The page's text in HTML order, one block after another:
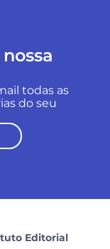
todas as
do seu
Editorial